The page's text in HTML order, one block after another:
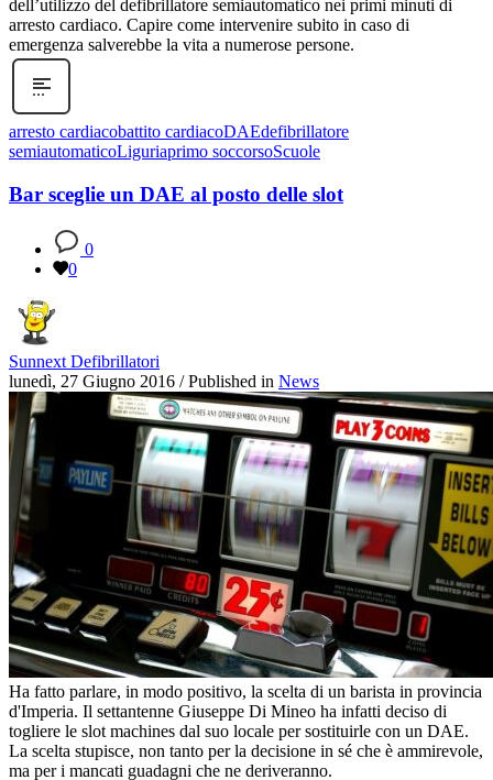
dell’utilizzo del defibrillatore semiautomatico nei primi minuti di
arresto cardiaco. Capire come intervenire subito in caso di
emergenza salverebbe la vita a numerose persone.
arresto cardiacobattito cardiacoDAEdefibrillatore
semiautomaticoLiguriaprimo soccorsoScuole
Bar sceglie un DAE al posto delle slot
0
0
Sunnext Defibrillatori
lunedì, 27 Giugno 2016 / Published in News
Ha fatto parlare, in modo positivo, la scelta di un barista in provincia
d'Imperia. Il settantenne Giuseppe Di Mineo ha infatti deciso di
togliere le slot machines dal suo locale per sostituirle con un DAE.
La scelta stupisce, non tanto per la decisione in sé che è ammirevole,
ma per i mancati guadagni che ne deriveranno.